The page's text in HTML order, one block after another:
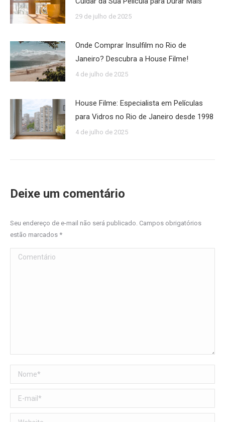
29 de julho de 2025
Onde Comprar Insulfilm no Rio de
Janeiro? Descubra a House Filme!
4 de julho de 2025
House Filme: Especialista em Películas
para Vidros no Rio de Janeiro desde 1998
4 de julho de 2025
Deixe um comentário
Seu endereço de e-mail não será publicado. Campos obrigatórios
estão marcados *
Comentário
Nome *
E-mail *
Website